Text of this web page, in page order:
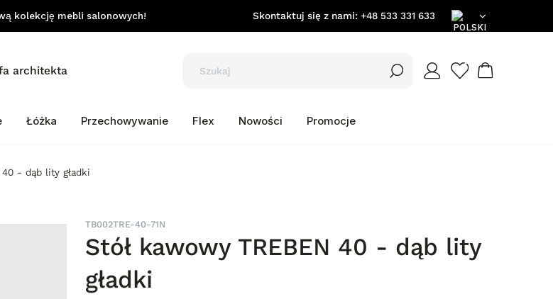
EN
PL
kolekcję mebli salonowych! Skontaktuj się z nami: +48 533 331 633
architekta
Łóżka Przechowywanie Flex Nowości Promocje
40 - dąb lity gładki
TB002TRE-40-71N
Stół kawowy TREBEN 40 - dąb lity
gładki